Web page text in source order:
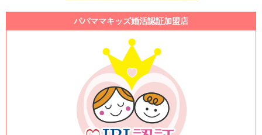
パパママキッズ婚活認証加盟店